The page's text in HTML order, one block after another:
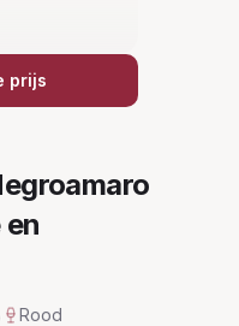
prijs
Rood